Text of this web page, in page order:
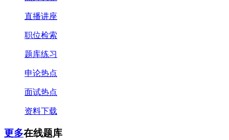
直播讲座
职位检索
题库练习
申论热点
面试热点
资料下载
更多在线题库